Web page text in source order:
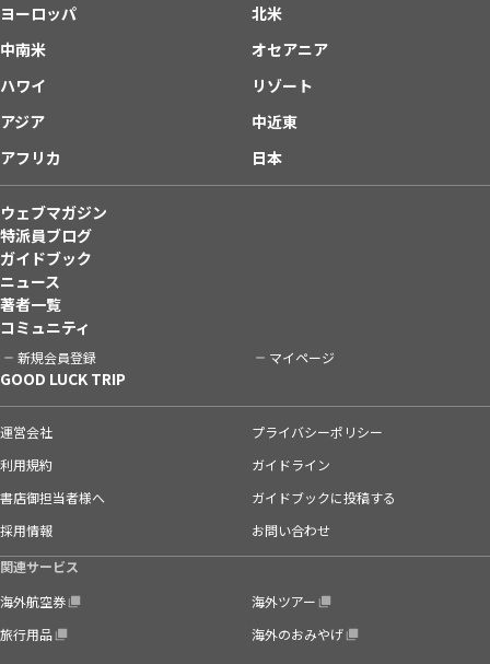
ヨーロッパ
北米
中南米
オセアニア
ハワイ
リゾート
アジア
中近東
アフリカ
日本
ウェブマガジン
特派員ブログ
ガイドブック
ニュース
著者一覧
コミュニティ
新規会員登録 マイページ
GOOD LUCK TRIP
運営会社
プライバシーポリシー
利用規約
ガイドライン
書店御担当者様へ
ガイドブックに投稿する
採用情報
お問い合わせ
関連サービス
海外航空券
海外ツアー
旅行用品
海外のおみやげ